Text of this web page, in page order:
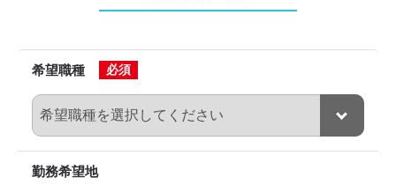
希望職種 必須
勤務希望地